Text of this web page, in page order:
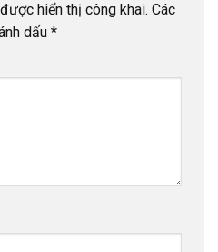
hiển thị công khai. Các
dấu *